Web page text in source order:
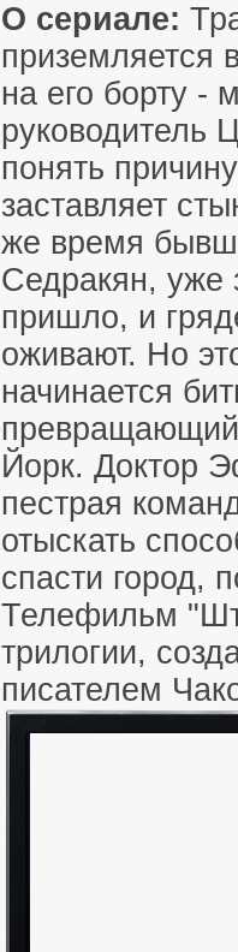
О сериале:
приземляется
на его борту -
руководитель
понять
заставляет
же время
Седракян, уже
пришло, и
оживают. Но
начинается
Йорк. Доктор
пестрая
отыскать
спасти город,
Телефильм
трилогии,
писателем